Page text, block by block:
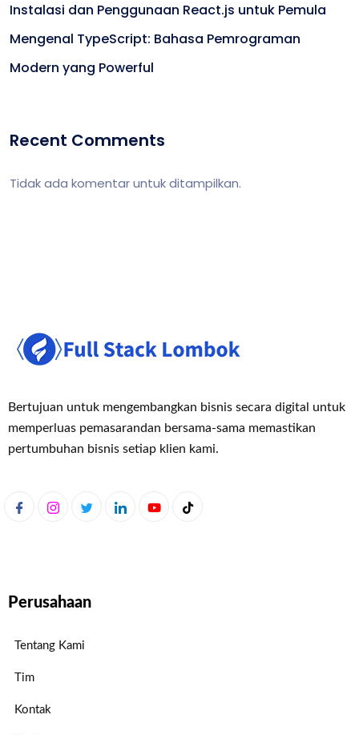
Instalasi dan Penggunaan React.js untuk Pemula
Mengenal TypeScript: Bahasa Pemrograman
Modern yang Powerful
Recent Comments
Tidak ada komentar untuk ditampilkan.
Bertujuan untuk mengembangkan bisnis secara digital untuk
memperluas pemasarandan bersama-sama memastikan
pertumbuhan bisnis setiap klien kami.
Perusahaan
Tentang Kami
Tim
Kontak